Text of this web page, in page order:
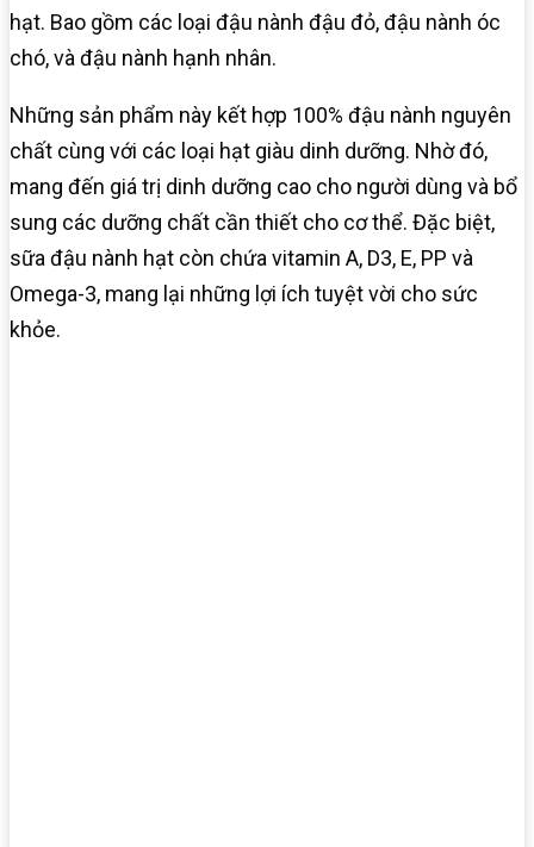
hạt. Bao gồm các loại đậu nành đậu đỏ, đậu nành óc
chó, và đậu nành hạnh nhân.
Những sản phẩm này kết hợp 100% đậu nành nguyên
chất cùng với các loại hạt giàu dinh dưỡng. Nhờ đó,
mang đến giá trị dinh dưỡng cao cho người dùng và bổ
sung các dưỡng chất cần thiết cho cơ thể. Đặc biệt,
sữa đậu nành hạt còn chứa vitamin A, D3, E, PP và
Omega-3, mang lại những lợi ích tuyệt vời cho sức
khỏe.